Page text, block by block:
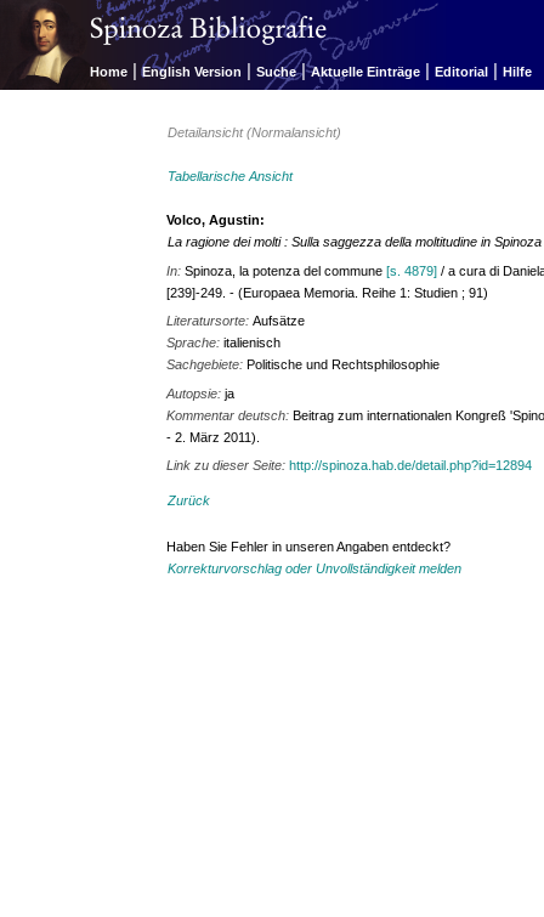
Home | English Version | Suche | Aktuelle Einträge | Editorial | Hilfe
Detailansicht (Normalansicht)
Tabellarische Ansicht
Volco, Agustin:
La ragione dei molti : Sulla saggezza della moltitudine in Spinoza
In:Spinoza, la potenza del commune[s. 4879] / a cura di
[239]-249. - (Europaea Memoria. Reihe 1: Studien ; 91)
Literatursorte:Aufsätze
Sprache:italienisch
Sachgebiete:Politische und Rechtsphilosophie
Autopsie:ja
Kommentar deutsch:Beitrag zum internationalen Kongreß
- 2. März 2011).
Link zu dieser Seite:http://spinoza.hab.de/detail.php?id=12894
Zurück
Haben Sie Fehler in unseren Angaben entdeckt?
Korrekturvorschlag oder Unvollständigkeit melden